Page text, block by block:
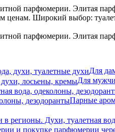
Для
Для
Парные